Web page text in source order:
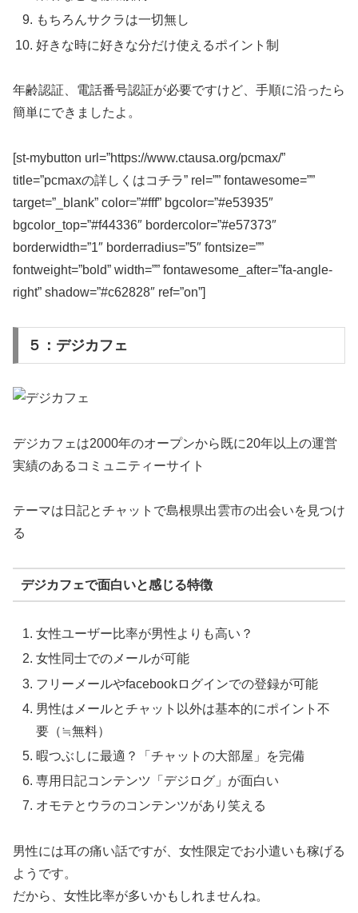
もちろんサクラは一切無し
好きな時に好きな分だけ使えるポイント制
年齢認証、電話番号認証が必要ですけど、手順に沿ったら
簡単にできましたよ。
[st-mybutton url=”https://www.ctausa.org/pcmax/”
title=”pcmaxの詳しくはコチラ” rel=”” fontawesome=””
target=”_blank” color=”#fff” bgcolor=”#e53935″
bgcolor_top=”#f44336″ bordercolor=”#e57373″
borderwidth=”1″ borderradius=”5″ fontsize=””
fontweight=”bold” width=”” fontawesome_after=”fa-angle-
right” shadow=”#c62828″ ref=”on”]
５：デジカフェ
デジカフェは2000年のオープンから既に20年以上の運営
実績のあるコミュニティーサイト
テーマは日記とチャットで島根県出雲市の出会いを見つけ
る
デジカフェで面白いと感じる特徴
女性ユーザー比率が男性よりも高い？
女性同士でのメールが可能
フリーメールやfacebookログインでの登録が可能
男性はメールとチャット以外は基本的にポイント不
要（≒無料）
暇つぶしに最適？「チャットの大部屋」を完備
専用日記コンテンツ「デジログ」が面白い
オモテとウラのコンテンツがあり笑える
男性には耳の痛い話ですが、女性限定でお小遣いも稼げる
ようです。
だから、女性比率が多いかもしれませんね。